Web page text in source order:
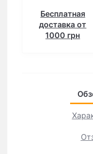
Бесплатная
доставка от
1000 грн